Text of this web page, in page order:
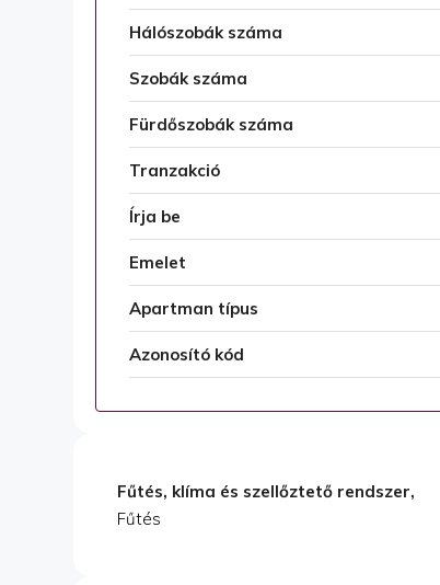
Hálószobák száma
Szobák száma
Fürdőszobák száma
Tranzakció
Írja be
Emelet
Apartman típus
Azonosító kód
Fűtés, klíma és szellőztető rendszer,
Fűtés